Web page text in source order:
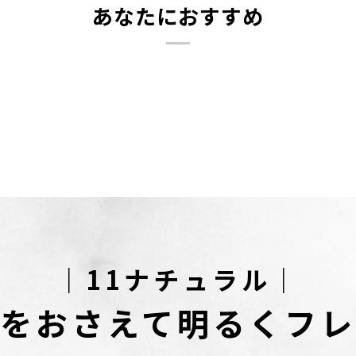
あなたにおすすめ
｜11ナチュラル｜
おさえて明るくフ